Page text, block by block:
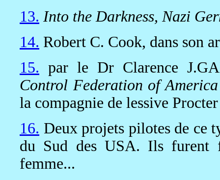
13. Into the Darkness, Nazi
14. Robert C. Cook, dans son
15. par le Dr Clarence
Control Federation of America
la compagnie de lessive
16. Deux projets pilotes de ce
du Sud des USA. Ils furent
femme...